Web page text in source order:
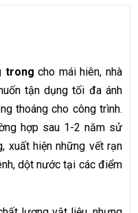
trong cho mái hiên, nhà
tận dụng tối đa ánh
thoáng cho công trình.
hợp sau 1-2 năm sử
xuất hiện những vết rạn
dột nước tại các điểm